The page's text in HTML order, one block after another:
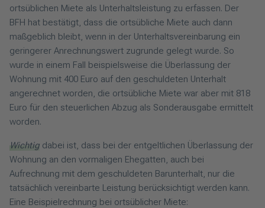
ortsüblichen Miete als Unterhaltsleistung zu erfassen. Der
BFH hat bestätigt, dass die ortsübliche Miete auch dann
maßgeblich bleibt, wenn in der Unterhaltsvereinbarung ein
geringerer Anrechnungswert zugrunde gelegt wurde. So
wurde in einem Fall beispielsweise die Überlassung der
Wohnung mit 400 Euro auf den geschuldeten Unterhalt
angerechnet worden, die ortsübliche Miete war aber mit 818
Euro für den steuerlichen Abzug als Sonderausgabe ermittelt
worden.
Wichtig dabei ist, dass bei der entgeltlichen Überlassung der
Wohnung an den vormaligen Ehegatten, auch bei
Aufrechnung mit dem geschuldeten Barunterhalt, nur die
tatsächlich vereinbarte Leistung berücksichtigt werden kann.
Eine Beispielrechnung bei ortsüblicher Miete: